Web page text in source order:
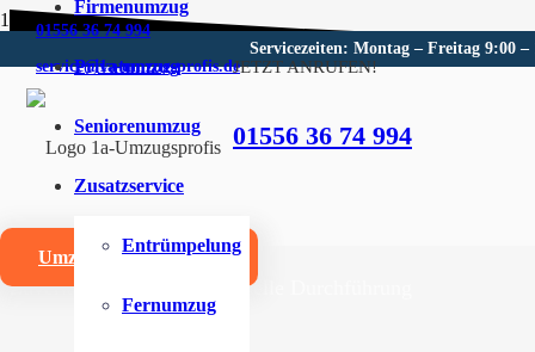
01556 36 74 994
service@1a-umzugsprofis.de
Servicezeiten: Montag – Freitag 9:00 –
JETZT ANRUFEN!
01556 36 74 994
Firmenumzug
Privatumzug
Seniorenumzug
Zusatzservice
Entrümpelung
Fernumzug
Umzugskostenrechner
Umzugsunternehmen für
Wir sind Ihr kompetentes Umzugsunternehmen für
Zuverlässige und professionelle Durchführung